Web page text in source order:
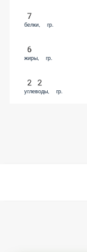
7
белки, гр.
6
жиры, гр.
22
углеводы, гр.